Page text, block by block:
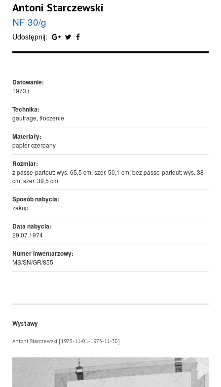
Antoni Starczewski
NF 30/g
Udostępnij:
Datowanie:
1973 r.
Technika:
gaufrage, tłoczenie
Materiały:
papier czerpany
Rozmiar:
z passe-partout: wys. 65,5 cm, szer. 50,1 cm; bez passe-partout: wys. 38
cm, szer. 39,5 cm
Sposób nabycia:
zakup
Data nabycia:
29.07.1974
Numer inwentarzowy:
MS/SN/GR/855
Wystawy
Antoni Starczewski [1973-11-01-1973-11-30]